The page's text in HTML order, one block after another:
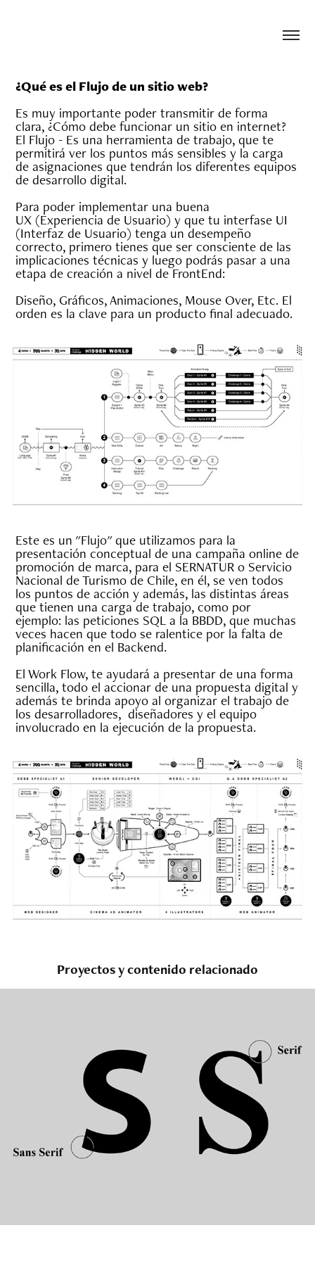
¿Qué es el Flujo de un sitio web?
Es muy importante poder transmitir de forma
clara, ¿Cómo debe funcionar un sitio en internet?
El Flujo - Es una herramienta de trabajo, que te
permitirá ver los puntos más sensibles y la carga
de asignaciones que tendrán los diferentes equipos
de desarrollo digital.
Para poder implementar una buena
UX (Experiencia de Usuario) y que tu interfase UI
(Interfaz de Usuario) tenga un desempeño
correcto, primero tienes que ser consciente de las
implicaciones técnicas y luego podrás pasar a una
etapa de creación a nivel de FrontEnd:
Diseño, Gráficos, Animaciones, Mouse Over, Etc. El
orden es la clave para un producto final adecuado.
Este es un "Flujo" que utilizamos para la
presentación conceptual de una campaña online de
promoción de marca, para el SERNATUR o Servicio
Nacional de Turismo de Chile, en él, se ven todos
los puntos de acción y además, las distintas áreas
que tienen una carga de trabajo, como por
ejemplo: las peticiones SQL a la BBDD, que muchas
veces hacen que todo se ralentice por la falta de
planificación en el Backend.
El Work Flow, te ayudará a presentar de una forma
sencilla, todo el accionar de una propuesta digital y
además te brinda apoyo al organizar el trabajo de
los desarrolladores, diseñadores y el equipo
involucrado en la ejecución de la propuesta.
Proyectos y contenido relacionado
¿Cómo funcionan las tipografías?
2024